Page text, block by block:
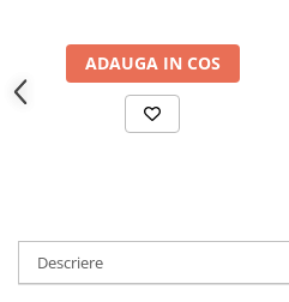
Umerase pentru haine si suporturi
Organizatoare imbracaminte si
folosinta
ADAUGA IN COS
Descriere